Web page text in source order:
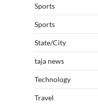
Sports
Sports
State/City
taja news
Technology
Travel